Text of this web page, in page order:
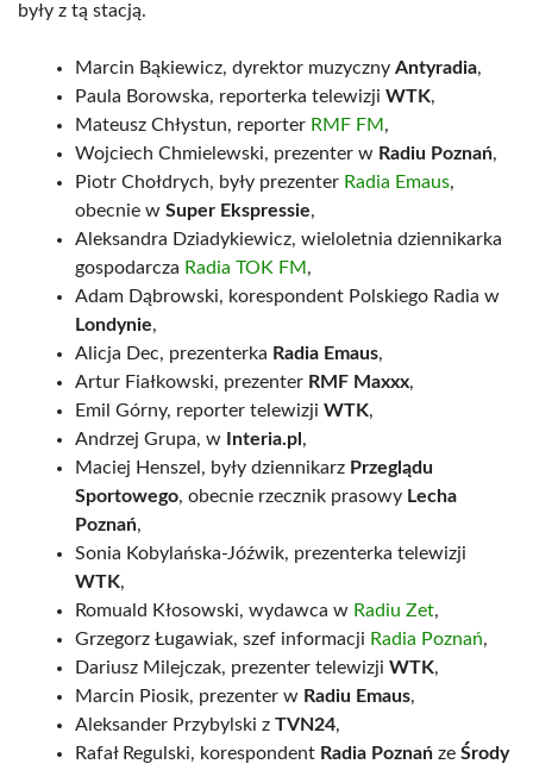
były z tą stacją.
Marcin Bąkiewicz, dyrektor muzyczny Antyradia,
Paula Borowska, reporterka telewizji WTK,
Mateusz Chłystun, reporter RMF FM ,
Wojciech Chmielewski, prezenter w Radiu Poznań,
Piotr Chołdrych, były prezenter Radia Emaus,
obecnie w Super Ekspressie,
Aleksandra Dziadykiewicz, wieloletnia dziennikarka
gospodarcza Radia TOK FM ,
Adam Dąbrowski, korespondent Polskiego Radia w
Londynie,
Alicja Dec, prezenterka Radia Emaus,
Artur Fiałkowski, prezenter RMF Maxxx,
Emil Górny, reporter telewizji WTK,
Andrzej Grupa, w
Interia.pl ,
Maciej Henszel, były dziennikarz Przeglądu
Sportowego, obecnie rzecznik prasowy Lecha
Poznań,
Sonia Kobylańska-Jóźwik, prezenterka telewizji
WTK,
Romuald Kłosowski, wydawca w Radiu Zet,
Grzegorz Ługawiak, szef informacji Radia Poznań,
Dariusz Milejczak, prezenter telewizji WTK,
Marcin Piosik, prezenter w Radiu Emaus,
Aleksander Przybylski z TVN24,
Rafał Regulski, korespondent Radia Poznań ze Środy